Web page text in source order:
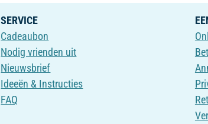
SERVICE
Cadeaubon
Nodig vrienden uit
Nieuwsbrief
Ideeën & Instructies
FAQ